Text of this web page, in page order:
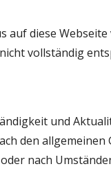
diese
vollständig
und
den
nach